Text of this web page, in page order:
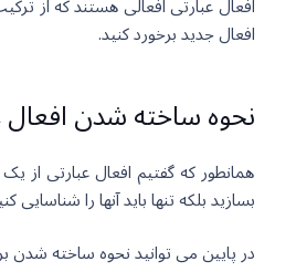
افعال جدید برخورد کنید.
نحوه ساخته شدن افعال
همانطور که گفتیم افعال عبارتی از
بسازید بلکه تنها باید آنها را
در پایین می توانید نحوه ساخته شدن